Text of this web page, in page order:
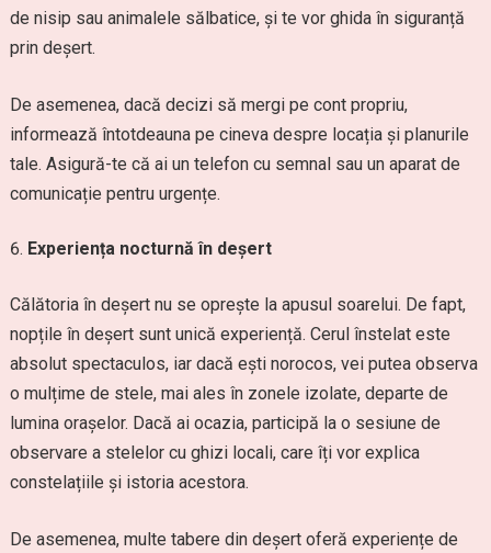
de nisip sau animalele sălbatice, și te vor ghida în siguranță
prin deșert.
De asemenea, dacă decizi să mergi pe cont propriu,
informează întotdeauna pe cineva despre locația și planurile
tale. Asigură-te că ai un telefon cu semnal sau un aparat de
comunicație pentru urgențe.
Experiența nocturnă în deșert
Călătoria în deșert nu se oprește la apusul soarelui. De fapt,
nopțile în deșert sunt unică experiență. Cerul înstelat este
absolut spectaculos, iar dacă ești norocos, vei putea observa
o mulțime de stele, mai ales în zonele izolate, departe de
lumina orașelor. Dacă ai ocazia, participă la o sesiune de
observare a stelelor cu ghizi locali, care îți vor explica
constelațiile și istoria acestora.
De asemenea, multe tabere din deșert oferă experiențe de